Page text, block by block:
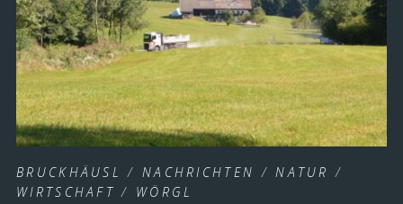
BRUCKHÄUSL / NACHRICHTEN / NATUR /
WIRTSCHAFT / WÖRGL